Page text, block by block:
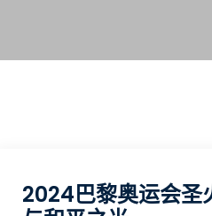
2024巴黎奥运会圣